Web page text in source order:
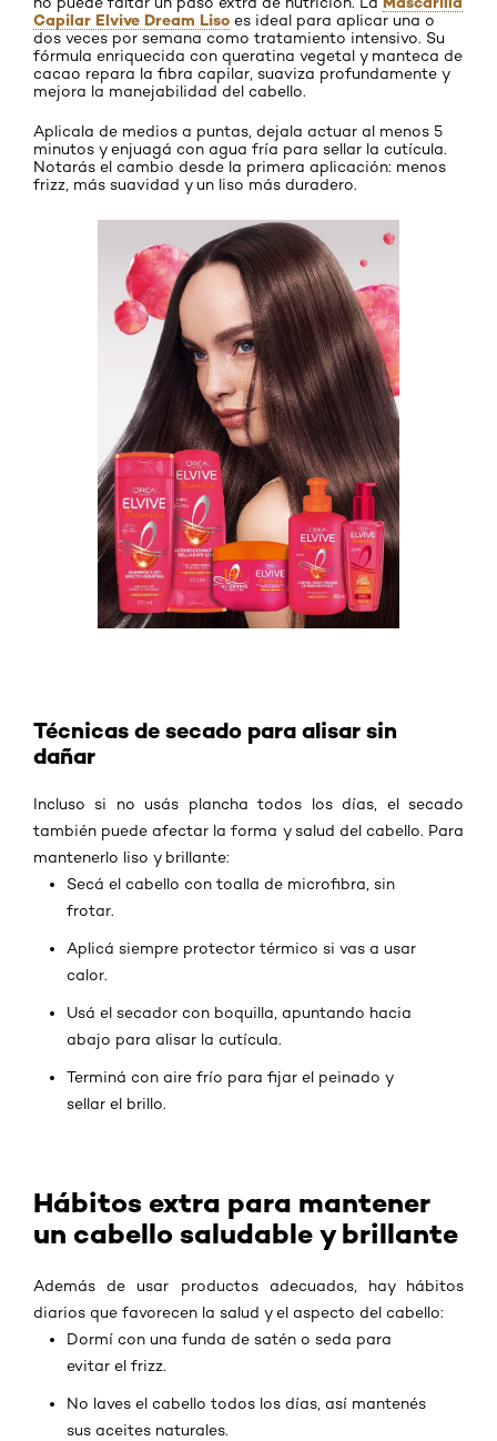
Capilar Elvive Dream Liso es ideal para aplicar una o
dos veces por semana como tratamiento intensivo. Su
fórmula enriquecida con queratina vegetal y manteca de
cacao repara la fibra capilar, suaviza profundamente y
mejora la manejabilidad del cabello.
Aplicala de medios a puntas, dejala actuar al menos 5
minutos y enjuagá con agua fría para sellar la cutícula.
Notarás el cambio desde la primera aplicación: menos
frizz, más suavidad y un liso más duradero.
Técnicas de secado para alisar sin
dañar
Incluso si no usás plancha todos los días, el secado
también puede afectar la forma y salud del cabello. Para
mantenerlo liso y brillante:
Secá el cabello con toalla de microfibra, sin
frotar.
Aplicá siempre protector térmico si vas a usar
calor.
Usá el secador con boquilla, apuntando hacia
abajo para alisar la cutícula.
Terminá con aire frío para fijar el peinado y
sellar el brillo.
Hábitos extra para mantener
un cabello saludable y brillante
Además de usar productos adecuados, hay hábitos
diarios que favorecen la salud y el aspecto del cabello:
Dormí con una funda de satén o seda para
evitar el frizz.
No laves el cabello todos los días, así mantenés
sus aceites naturales.